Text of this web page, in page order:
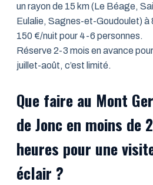
un rayon de 15 km (Le Béage,
Eulalie, Sagnes-et-Goudoulet) à
150 €/nuit pour 4-6 personnes.
Réserve 2-3 mois en avance pour
juillet-août, c’est limité.
Que faire au Mont
de Jonc en moins de 2
heures pour une
éclair ?